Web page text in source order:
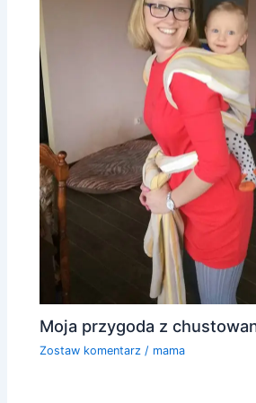
Moja przygoda z
Zostaw komentarz / mama